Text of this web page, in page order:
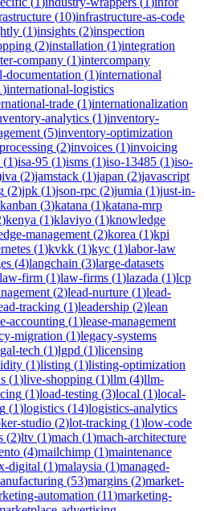
(10)infrastructure-as-code
(1)insights (2)inspection
(2)installation (1)integration
company (1)intercompany
documentation (1)international
)international-logistics
trade (1)internationalization
analytics (1)inventory-
(5)inventory-optimization
(2)invoices (1)invoicing
(1)isa-95 (1)isms (1)iso-13485 (1)iso-
iva (2)jamstack (1)japan (2)javascript
(2)jpk (1)json-rpc (2)jumia (1)just-in-
kanban (3)katana (1)katana-mrp
)kenya (1)klaviyo (1)knowledge
management (2)korea (1)kpi
(1)kvkk (1)kyc (1)labor-law
(4)langchain (3)large-datasets
law-firm (1)law-firms (1)lazada (1)lcp
(2)lead-nurture (1)lead-
tracking (1)leadership (2)lean
accounting (1)lease-management
migration (1)legacy-systems
tech (1)lgpd (1)licensing
(1)listing (1)listing-optimization
(1)live-shopping (1)llm (4)llm-
(1)load-testing (3)local (1)local-
(1)logistics (14)logistics-analytics
studio (2)lot-tracking (1)low-code
(2)ltv (1)mach (1)mach-architecture
(4)mailchimp (1)maintenance
digital (1)malaysia (1)managed-
(53)margins (2)market-
automation (11)marketing-